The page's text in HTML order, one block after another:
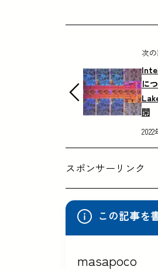
次
に
開
スポンサーリンク
この記事を
masapoco